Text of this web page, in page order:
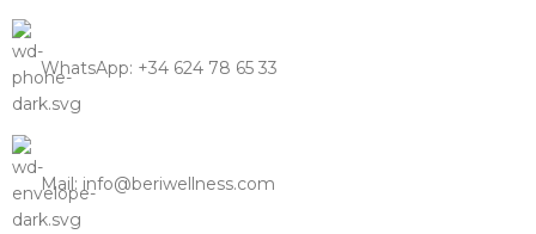
WhatsApp: +34 624 78 65 33
Mail: info@beriwellness.com